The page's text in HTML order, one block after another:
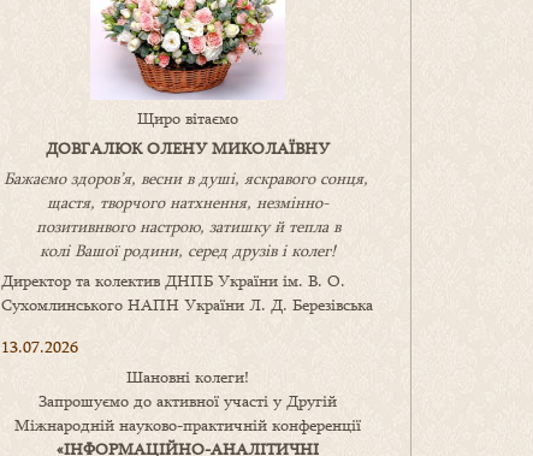
Щиро вітаємо
ДОВГАЛЮК ОЛЕНУ МИКОЛАЇВНУ
Бажаємо здоров’я, весни в душі, яскравого сонця,
щастя, творчого натхнення, незмінно-
позитивнвого настрою, затишкуйтепла в
коліВашоїродини, серед друзів і колег!
Директор та колектив ДНПБ України ім. В. О.
Сухомлинського НАПН України Л. Д. Березівська
13.07.2026
Шановні колеги!
Запрошуємо до активної участі у Другій
Міжнародній науково-практичній конференції
«ІНФОРМАЦІЙНО-АНАЛІТИЧНІ